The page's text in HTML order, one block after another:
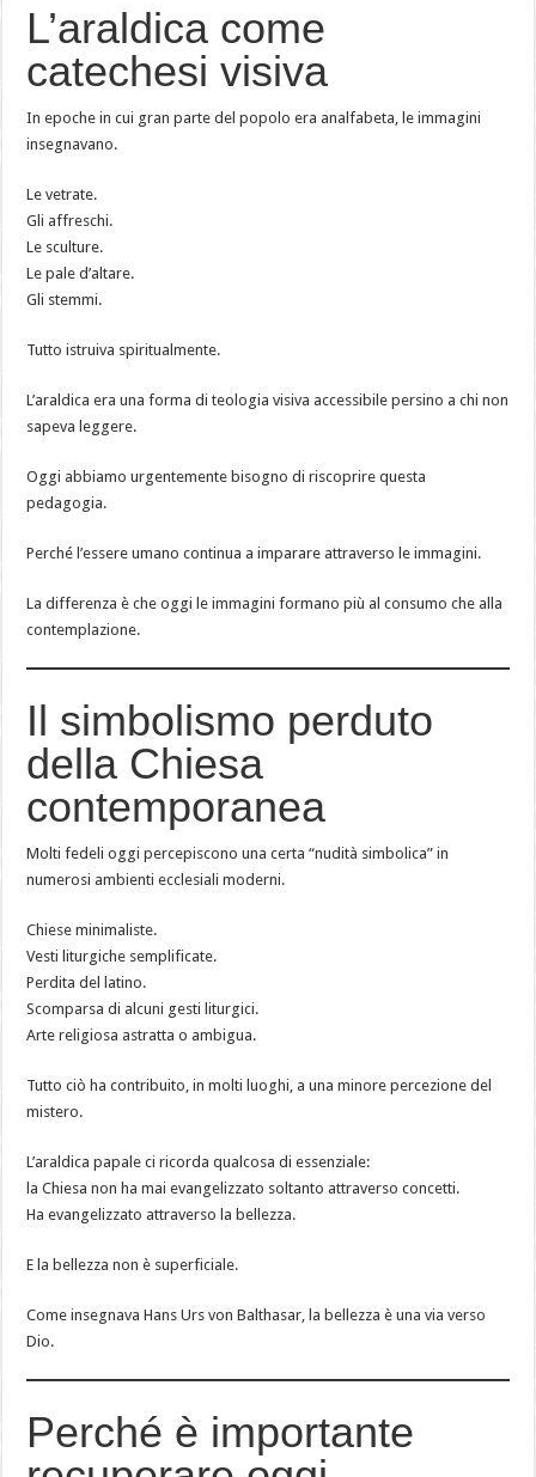
L’araldica come
catechesi visiva
In epoche in cui gran parte del popolo era analfabeta, le immagini
insegnavano.
Le vetrate.
Gli affreschi.
Le sculture.
Le pale d’altare.
Gli stemmi.
Tutto istruiva spiritualmente.
L’araldica era una forma di teologia visiva accessibile persino a chi non
sapeva leggere.
Oggi abbiamo urgentemente bisogno di riscoprire questa
pedagogia.
Perché l’essere umano continua a imparare attraverso le immagini.
La differenza è che oggi le immagini formano più al consumo che alla
contemplazione.
Il simbolismo perduto
della Chiesa
contemporanea
Molti fedeli oggi percepiscono una certa “nudità simbolica” in
numerosi ambienti ecclesiali moderni.
Chiese minimaliste.
Vesti liturgiche semplificate.
Perdita del latino.
Scomparsa di alcuni gesti liturgici.
Arte religiosa astratta o ambigua.
Tutto ciò ha contribuito, in molti luoghi, a una minore percezione del
mistero.
L’araldica papale ci ricorda qualcosa di essenziale:
la Chiesa non ha mai evangelizzato soltanto attraverso concetti.
Ha evangelizzato attraverso la bellezza.
E la bellezza non è superficiale.
Come insegnava Hans Urs von Balthasar, la bellezza è una via verso
Dio.
Perché è importante